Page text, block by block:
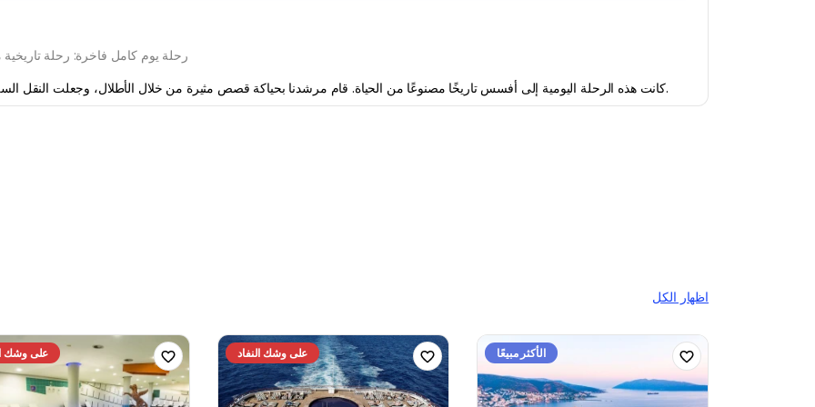
رحلة يوم كامل فاخرة: رحلة
كانت هذه الرحلة اليومية إلى أفسس تاريخًا مصنوعًا من الحياة. قام مرشدنا بحياكة قصص مثيرة من خلال الأطلال، وجعلت النقل السلس التجربة تبدو سلسة ومميزة.
اظهار الكل
على وشك على وشك النفاد الأكثر مبيعًا